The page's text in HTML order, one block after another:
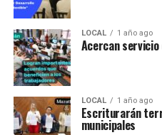
LOCAL 1 año ago
Acercan servicio
LOCAL 1 año ago
Escriturarán
municipales